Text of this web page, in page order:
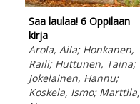
Saa laulaa! 6 Oppilaan
kirja
Arola, Aila; Honkanen,
Raili; Huttunen, Taina;
Jokelainen, Hannu;
Koskela, Ismo; Marttila,